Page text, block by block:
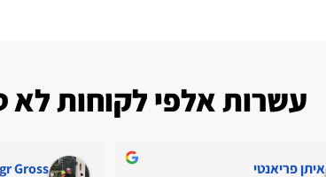
עשרות אלפי לקוחות לא
איתן פריאנטי Gross